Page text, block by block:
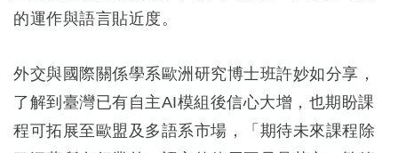
的運作與語言貼近度。
外交與國際關係學系歐洲研究博士班許妙如分享，
了解到臺灣已有自主AI模組後信心大增，也期盼課
程可拓展至歐盟及多語系市場，「期待未來課程除